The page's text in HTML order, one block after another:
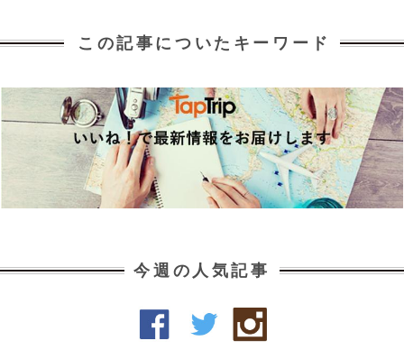
この記事についたキーワード
今週の人気記事